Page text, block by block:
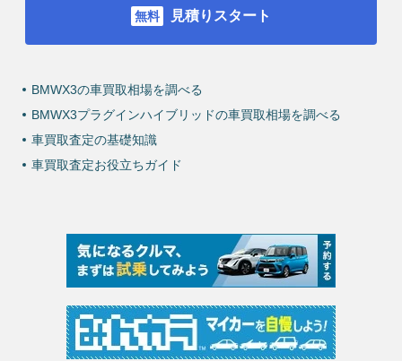
見積りスタート
BMWX3の車買取相場を調べる
BMWX3プラグインハイブリッドの車買取相場を調べる
車買取査定の基礎知識
車買取査定お役立ちガイド